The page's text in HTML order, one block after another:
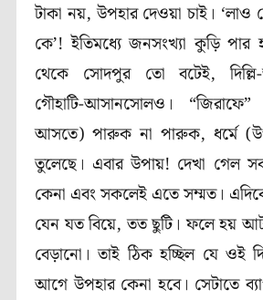
টাকা নয়, উপহার দেওয়া চাই।
কে’! ইতিমধ্যে জনসংখ্যা কুড়ি পার
থেকে সোদপুর তো বটেই, দিল্লি-
গৌহাটি-আসানসোলও।
আসতে) পারুক না পারুক, ধর্মে
তুলেছে। এবার উপায়! দেখা গেল
কেনা এবং সকলেই এতে সম্মত।
যেন যত বিয়ে, তত ছুটি। ফলে হয়
বেড়ানো। তাই ঠিক হচ্ছিল যে ওই
আগে উপহার কেনা হবে। সেটাতে